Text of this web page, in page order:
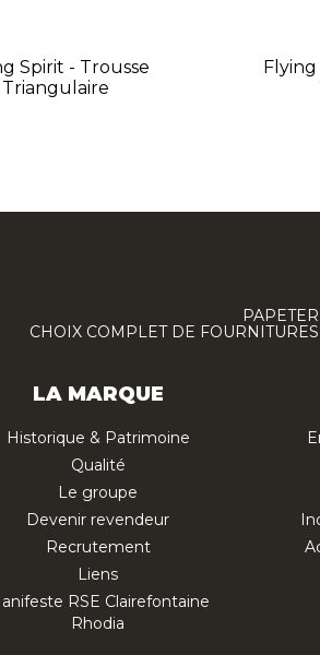
Spirit - Trousse
Triangulaire
Flying
CHOIX COMPLET DE
LA MARQUE
Historique & Patrimoine
Qualité
Le groupe
Devenir revendeur
Recrutement
Liens
RSE Clairefontaine
Rhodia